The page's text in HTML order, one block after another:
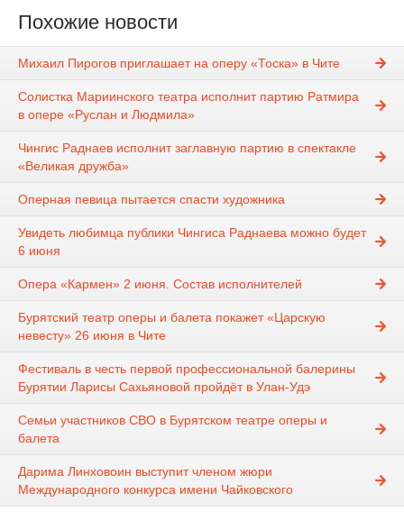
Похожие новости
Михаил Пирогов приглашает на оперу «Тоска» в Чите
Солистка Мариинского театра исполнит партию Ратмира
в опере «Руслан и Людмила»
Чингис Раднаев исполнит заглавную партию в спектакле
«Великая дружба»
Оперная певица пытается спасти художника
Увидеть любимца публики Чингиса Раднаева можно будет
6 июня
Опера «Кармен» 2 июня. Состав исполнителей
Бурятский театр оперы и балета покажет «Царскую
невесту» 26 июня в Чите
Фестиваль в честь первой профессиональной балерины
Бурятии Ларисы Сахьяновой пройдёт в Улан-Удэ
Семьи участников СВО в Бурятском театре оперы и
балета
Дарима Линховоин выступит членом жюри
Международного конкурса имени Чайковского